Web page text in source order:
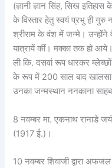
(ज्ञानी ज्ञान सिंह, सिख
के विस्तार हेतु स्वयं प्रभु ही
श्रीराम के वंश में जन्मे। उन्होंने
यात्रायें कीं। मक्का तक हो आये।
ली कि. दसवां रूप धारकर
के रूप में 200 साल बाद
उनका जन्मस्थान ननकाना
8 नवम्बर मा. एकनाथ रानाडे
(1917 ई.)।
10 नवम्बर शिवाजी द्वारा